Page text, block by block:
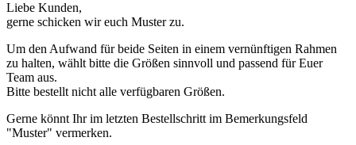
Liebe Kunden,
gerne schicken wir euch Muster zu.
Um den Aufwand für beide Seiten in einem vernünftigen Rahmen
zu halten, wählt bitte die Größen sinnvoll und passend für Euer
Team aus.
Bitte bestellt nicht alle verfügbaren Größen.
Gerne könnt Ihr im letzten Bestellschritt im Bemerkungsfeld
"Muster" vermerken.